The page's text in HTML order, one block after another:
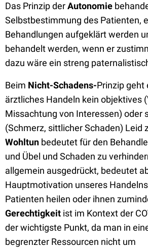
Das Prinzip derAutonomie
Selbstbestimmung des Patienten,
Behandlungen aufgeklärt werden
behandelt werden, wenn er
dazu wäre ein streng
Beim Nicht-Schadens-Prinzip geht
ärztliches Handeln kein objektives
Missachtung von Interessen) oder
(Schmerz, sittlicher Schaden) Leid
Wohltun bedeutet für den
und Übel und Schaden zu
allgemein ausgedrückt, bedeutet
Hauptmotivation unseres
Patienten heilen oder ihnen
Gerechtigkeit ist im Kontext der
der wichtigste Punkt, da man in
begrenzter Ressourcen nicht um